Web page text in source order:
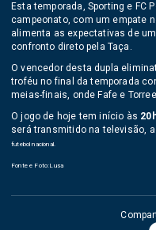
Esta temporada, Sporting e FC
campeonato, com um empate
alimenta as expectativas de
confronto direto pela Taça.
O vencedor desta dupla
troféu no final da temporada
meias-finais, onde Fafe e
O jogo de hoje tem início às
será transmitido na televisão,
futebol nacional.
Fonte e Foto:Lusa